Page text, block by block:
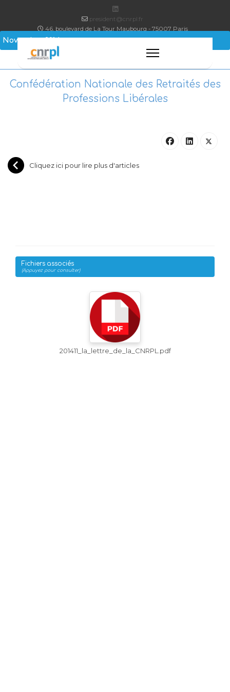
president@cnrpl.fr
46, boulevard de La Tour Maubourg - 75007 Paris
Confédération Nationale des Retraités des
Professions Libérales
Cliquez ici pour lire plus d'articles
Novembre 2014
Fichiers associés
(Appuyez pour consulter)
201411_la_lettre_de_la_CNRPL.pdf